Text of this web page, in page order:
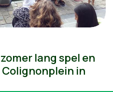
lang spel en
in